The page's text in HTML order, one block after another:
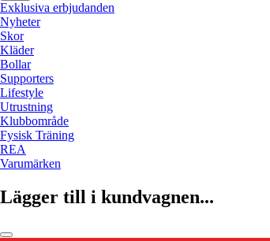
Exklusiva erbjudanden
Nyheter
Skor
Kläder
Bollar
Supporters
Lifestyle
Utrustning
Klubbområde
Fysisk Träning
REA
Varumärken
Lägger till i kundvagnen...